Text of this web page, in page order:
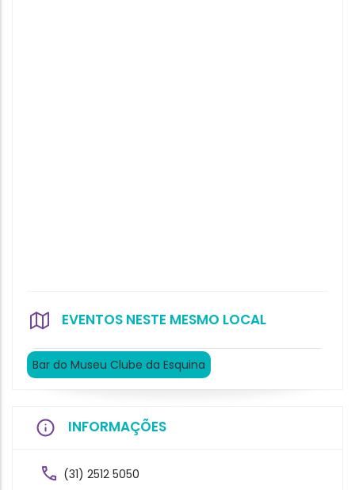
EVENTOS NESTE MESMO LOCAL
Bar do Museu Clube da Esquina
INFORMAÇÕES
(31) 2512 5050